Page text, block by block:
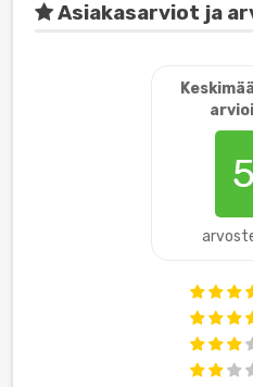
Asiakasarviot ja
5